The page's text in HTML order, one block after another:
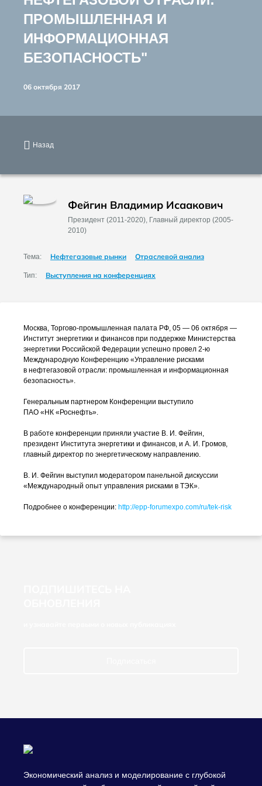
ПРОМЫШЛЕННАЯ И
ИНФОРМАЦИОННАЯ
БЕЗОПАСНОСТЬ"
06 октября 2017
Назад
Фейгин Владимир Исаакович
Президент (2011-2020), Главный директор (2005-
2010)
Тема: Нефтегазовые рынки Отраслевой анализ
Тип: Выступления на конференциях
Москва, Торгово-промышленная палата РФ, 05 — 06 октября —
Институт энергетики и финансов при поддержке Министерства
энергетики Российской Федерации успешно провел 2-ю
Международную Конференцию «Управление рисками
в нефтегазовой отрасли: промышленная и информационная
безопасность».
Генеральным партнером Конференции выступило
ПАО «НК «Роснефть».
В работе конференции приняли участие В. И. Фейгин,
президент Института энергетики и финансов, и А. И. Громов,
главный директор по энергетическому направлению.
В. И. Фейгин выступил модератором панельной дискуссии
«Международный опыт управления рисками в ТЭК».
Подробнее о конференции: http://epp-forumexpo.com/ru/tek-risk
Экономический анализ и моделирование с глубокой